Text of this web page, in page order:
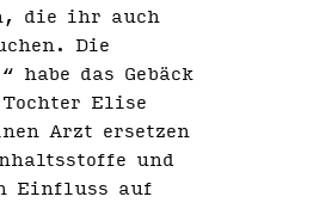
die ihr auch
Die
habe das Gebäck
Elise
Arzt ersetzen
und
Einfluss auf